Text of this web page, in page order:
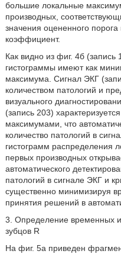
большие локальные
производных,
значения оцененного
коэффициент.
Как видно из фиг. 4б (запись
гистограммы имеют как
максимума. Сигнал ЭКГ
количеством патологий и
визуального
(запись 203)
максимумами, что
количество патологий в
гистограмм распределения
первых производных
автоматического
патологий в сигнале ЭКГ и
существенно минимизируя
принятия решений в
3. Определение временных
зубцов R
На фиг. 5a приведен